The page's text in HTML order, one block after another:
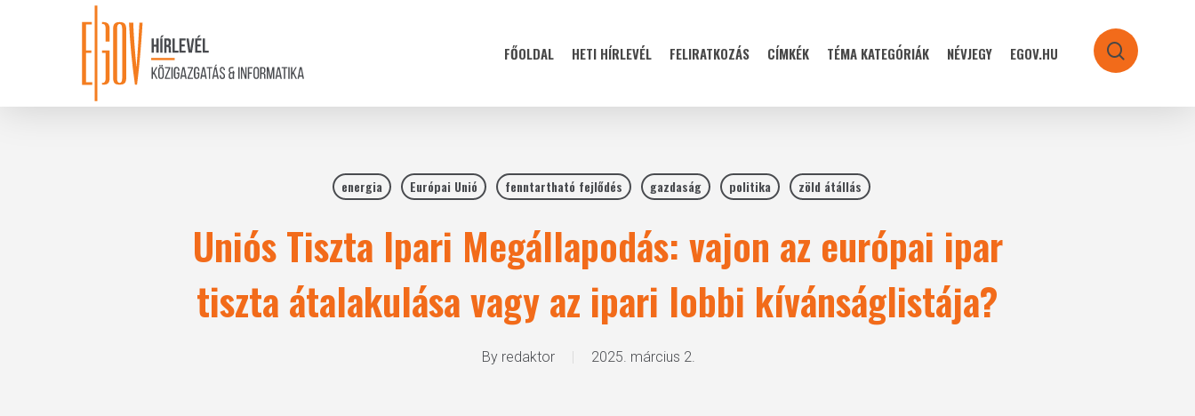
FŐOLDAL HETI HÍRLEVÉL FELIRATKOZÁS CÍMKÉK TÉMA KATEGÓRIÁK NÉVJEGY EGOV.HU search
energia Európai Unió fenntartható fejlődés gazdaság politika zöld átállás
Uniós Tiszta Ipari Megállapodás: vajon az európai ipar
tiszta átalakulása vagy az ipari lobbi kívánságlistája?
By redaktor 2025. március 2.